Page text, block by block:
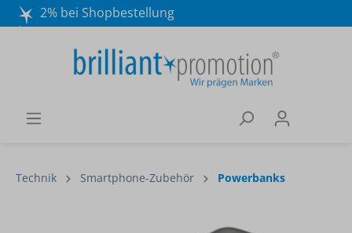
2% bei Shopbestellung
Wir beraten Sie gerne:
040 / 570 18 25 70
Technik Smartphone-Zubehör Powerbanks